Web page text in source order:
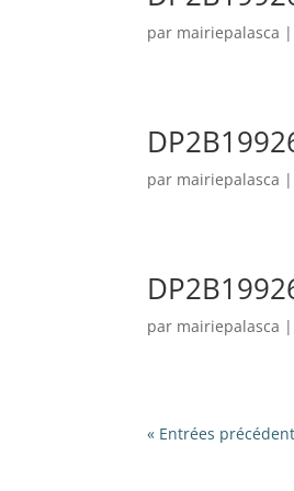
par mairiepalasca
par mairiepalasca
par mairiepalasca
« Entrées